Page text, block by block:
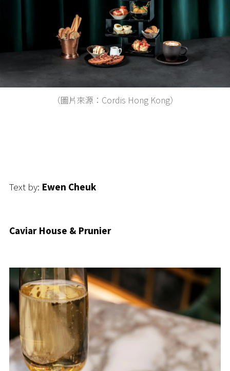
（圖片來源：Cordis Hong Kong）
Text by: Ewen Cheuk
Caviar House & Prunier